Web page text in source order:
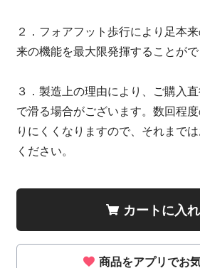
２．フォアフット歩行により足本
来の機能を最大限発揮することがで
３．製造上の理由により、ご購入
で滑る場合がございます。数回程
りにくくなりますので、それまで
ください。
カートに入
商品をアプリでお